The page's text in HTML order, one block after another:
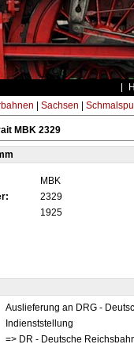
Sachsen
MBK 2329
MBK
2329
1925
Auslieferung an DRG -
Indienststellung
=> DR - Deutsche